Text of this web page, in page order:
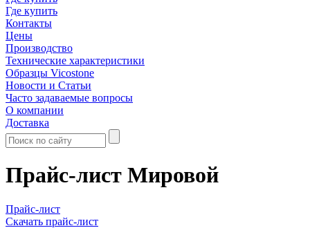
Где купить
Контакты
Цены
Производство
Технические характеристики
Образцы Vicostone
Новости и Статьи
Часто задаваемые вопросы
О компании
Доставка
Прайс-лист Мировой
Прайс-лист
Скачать прайс-лист